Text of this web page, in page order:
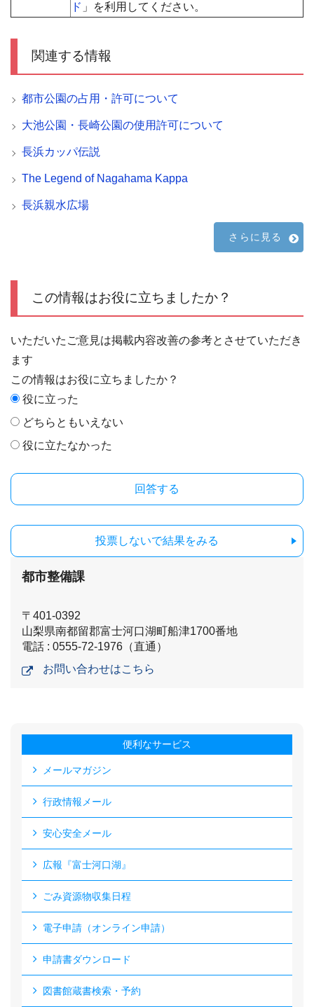
ド 」を利用してください。
関連する情報
都市公園の占用・許可について
大池公園・長崎公園の使用許可について
長浜カッパ伝説
The Legend of Nagahama Kappa
長浜親水広場
さらに見る
この情報はお役に立ちましたか？
いただいたご意見は掲載内容改善の参考とさせていただき
ます
この情報はお役に立ちましたか？
役に立った
どちらともいえない
役に立たなかった
投票しないで結果をみる
都市整備課
〒401-0392
山梨県南都留郡富士河口湖町船津1700番地
電話 : 0555-72-1976（直通）
お問い合わせはこちら
便利なサービス
メールマガジン
行政情報メール
安心安全メール
広報『富士河口湖』
ごみ資源物収集日程
電子申請（オンライン申請）
申請書ダウンロード
図書館蔵書検索・予約